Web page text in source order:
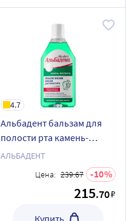
4.7
Альбадент бальзам для
полости рта камень-
контроль 400 мл
АЛЬБАДЕНТ
Цена: 239.67 10
215.70₽
Купить